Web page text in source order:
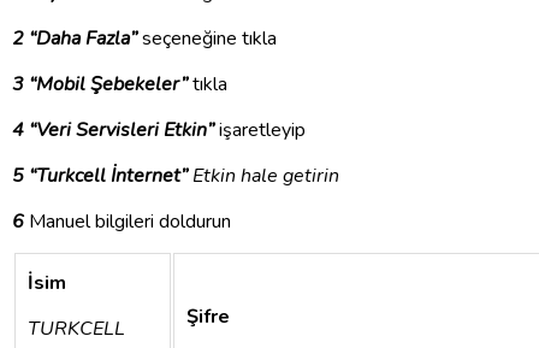
2 “Daha Fazla”seçeneğine tıkla
3 “Mobil Şebekeler”tıkla
4 “Veri Servisleri Etkin”işaretleyip
5 “Turkcell İnternet”Etkin hale getirin
6 Manuel bilgileri doldurun
İsim
TURKCELL
Şifre